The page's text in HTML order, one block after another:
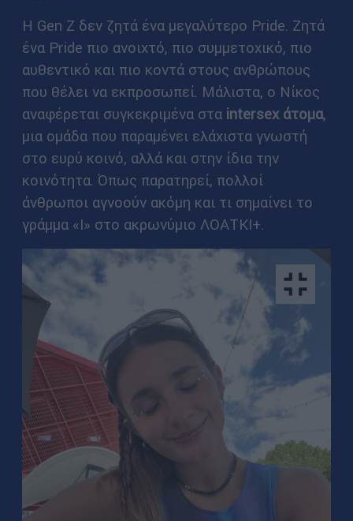
Η Gen Z δεν ζητά ένα μεγαλύτερο Pride. Ζητά
ένα Pride πιο ανοιχτό, πιο συμμετοχικό, πιο
αυθεντικό και πιο κοντά στους ανθρώπους
που θέλει να εκπροσωπεί. Μάλιστα, ο Νίκος
αναφέρεται συγκεκριμένα στα intersex άτομα,
μια ομάδα που παραμένει ελάχιστα γνωστή
στο ευρύ κοινό, αλλά και στην ίδια την
κοινότητα. Όπως παρατηρεί, πολλοί
άνθρωποι αγνοούν ακόμη και τι σημαίνει το
γράμμα «Ι» στο ακρωνύμιο ΛΟΑΤΚΙ+.